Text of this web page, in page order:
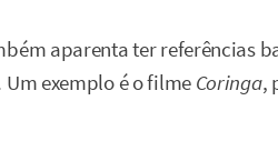
aparenta ter referências
exemplo é o filme Coringa,